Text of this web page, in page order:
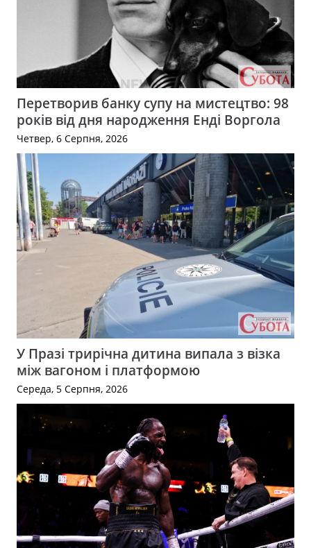
Перетворив банку супу на мистецтво: 98
років від дня народження Енді Воргола
Четвер, 6 Серпня, 2026
У Празі трирічна дитина випала з візка
між вагоном і платформою
Середа, 5 Серпня, 2026